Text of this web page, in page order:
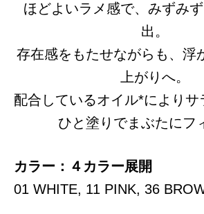
ほどよいラメ感で、みずみ
出。
存在感をもたせながらも、浮
上がりへ。
配合しているオイル*によりサ
ひと塗りでまぶたにフ
カラー：４カラー展開
01 WHITE, 11 PINK, 36